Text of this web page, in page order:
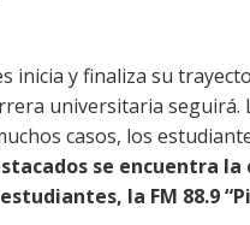
inicia y finaliza su
universitaria seguirá.
casos, los
se encuentra
la FM 88.9